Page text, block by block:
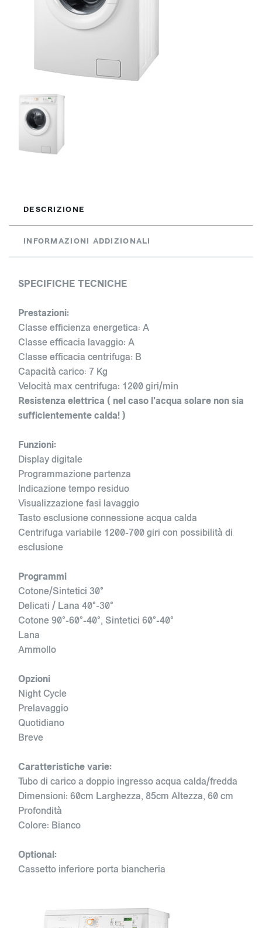
DESCRIZIONE
INFORMAZIONI ADDIZIONALI
SPECIFICHE TECNICHE
Prestazioni:
Classe efficienza energetica: A
Classe efficacia lavaggio: A
Classe efficacia centrifuga: B
Capacità carico: 7 Kg
Velocità max centrifuga: 1200 giri/min
Resistenza elettrica ( nel caso l'acqua solare non sia
sufficientemente calda! )
Funzioni:
Display digitale
Programmazione partenza
Indicazione tempo residuo
Visualizzazione fasi lavaggio
Tasto esclusione connessione acqua calda
Centrifuga variabile 1200-700 giri con possibilità di
esclusione
Programmi
Cotone/Sintetici 30°
Delicati / Lana 40°-30°
Cotone 90°-60°-40°, Sintetici 60°-40°
Lana
Ammollo
Opzioni
Night Cycle
Prelavaggio
Quotidiano
Breve
Caratteristiche varie:
Tubo di carico a doppio ingresso acqua calda/fredda
Dimensioni: 60cm Larghezza, 85cm Altezza, 60 cm
Profondità
Colore: Bianco
Optional:
Cassetto inferiore porta biancheria